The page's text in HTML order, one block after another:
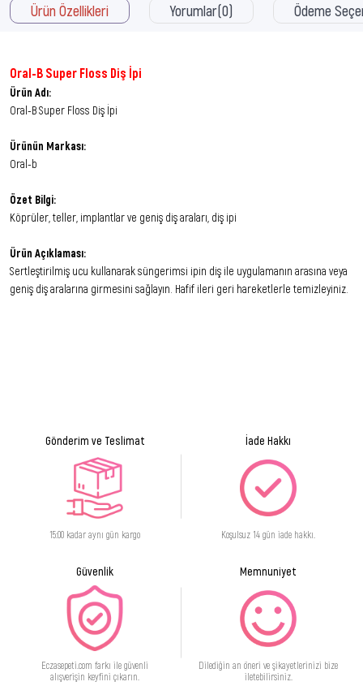
Ürün Özellikleri Yorumlar(0) Ödeme
Oral-B Super Floss Diş İpi
Ürün Adı:
Oral-B Super Floss Diş İpi
Ürünün Markası:
Oral-b
Özet Bilgi:
Köprüler, teller, implantlar ve geniş diş araları, diş ipi
Ürün Açıklaması:
Sertleştirilmiş ucu kullanarak süngerimsi ipin diş ile uygulamanın arasına veya
geniş diş aralarına girmesini sağlayın. Hafif ileri geri hareketlerle temizleyiniz.
Gönderim ve Teslimat
15:00 kadar aynı gün kargo
İade Hakkı
Koşulsuz 14 gün iade hakkı.
Güvenlik
Eczasepeti.com farkı ile güvenli
alışverişin keyfini çıkarın.
Memnuniyet
Dilediğin an öneri ve şikayetlerinizi bize
iletebilirsiniz.